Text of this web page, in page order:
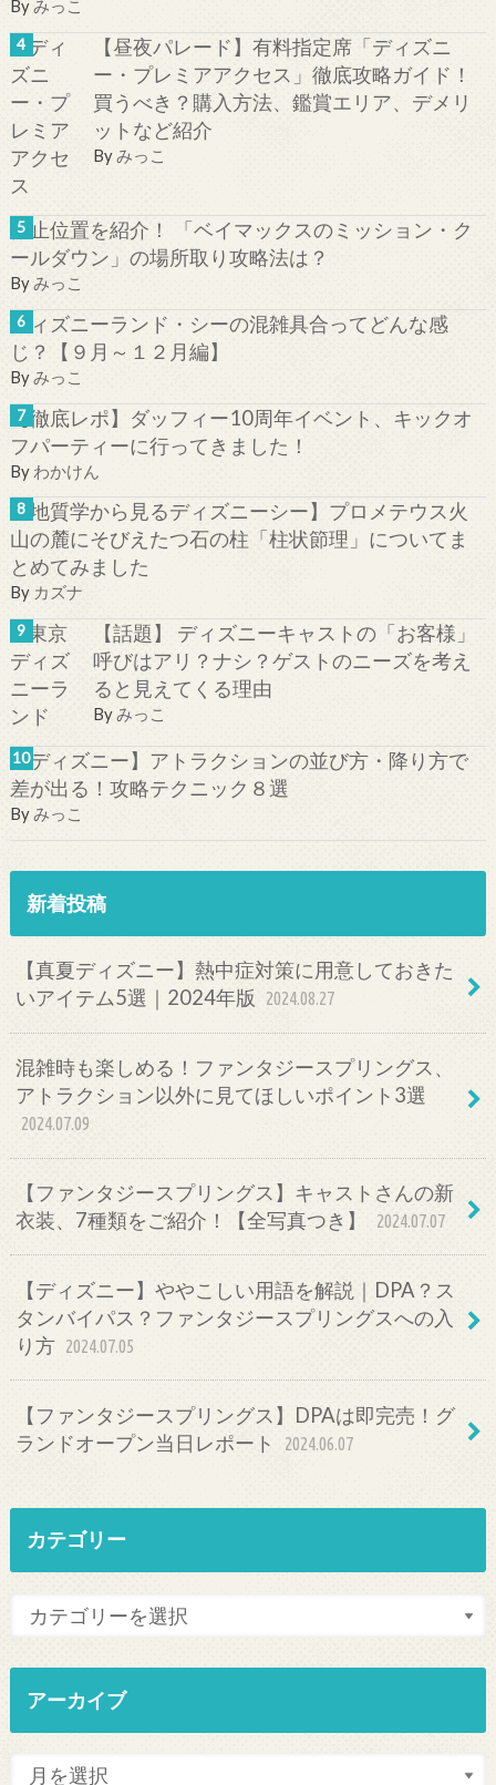
Byみっこ
【昼夜パレード】有料指定席「ディズニ
ー・プレミアアクセス」徹底攻略ガイド！
買うべき？購入方法、鑑賞エリア、デメリ
ットなど紹介
Byみっこ
停止位置を紹介！ 「ベイマックスのミッション・ク
ールダウン」の場所取り攻略法は？
Byみっこ
ディズニーランド・シーの混雑具合ってどんな感
じ？【９月～１２月編】
Byみっこ
【徹底レポ】ダッフィー10周年イベント、キックオ
フパーティーに行ってきました！
By わかけん
【地質学から見るディズニーシー】プロメテウス火
山の麓にそびえたつ石の柱「柱状節理」についてま
とめてみました
By カズナ
【話題】 ディズニーキャストの「お客様」
呼びはアリ？ナシ？ゲストのニーズを考え
ると見えてくる理由
Byみっこ
【ディズニー】アトラクションの並び方・降り方で
差が出る！攻略テクニック８選
Byみっこ
新着投稿
【真夏ディズニー】熱中症対策に用意しておきた
いアイテム5選｜2024年版
2024.08.27
混雑時も楽しめる！ファンタジースプリングス、
アトラクション以外に見てほしいポイント3選
2024.07.09
【ファンタジースプリングス】キャストさんの新
衣装、7種類をご紹介！【全写真つき】
2024.07.07
【ディズニー】ややこしい用語を解説｜DPA？ス
タンバイパス？ファンタジースプリングスへの入
り方 2024.07.05
【ファンタジースプリングス】DPAは即完売！グ
ランドオープン当日レポート
2024.06.07
カテゴリー
アーカイブ